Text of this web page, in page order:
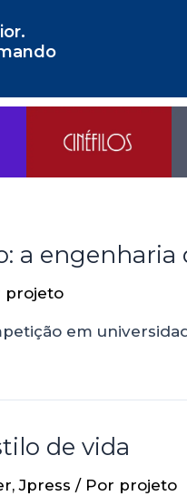
a engenharia
projeto
em
de vida
,Jpress / Por projeto